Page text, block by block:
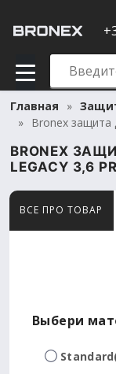
Главная
Bronex защита
BRONEX
LEGACY 3,6
ВСЕ ПРО ТОВАР
Товар
Выбери
Standard